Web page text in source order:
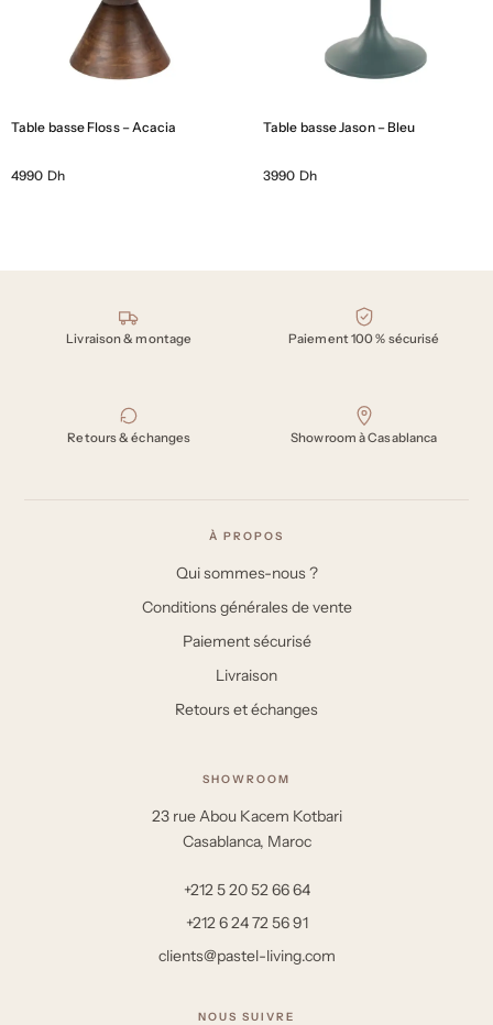
Table basse Floss – Acacia
4990 Dh
Table basse Jason – Bleu
3990 Dh
Nos engagements
Livraison & montage Paiement 100 % sécurisé
Retours & échanges Showroom à Casablanca
À PROPOS
Qui sommes-nous ?
Conditions générales de vente
Paiement sécurisé
Livraison
Retours et échanges
SHOWROOM
23 rue Abou Kacem Kotbari
Casablanca, Maroc
+212 5 20 52 66 64
+212 6 24 72 56 91
clients@pastel-living.com
NOUS SUIVRE